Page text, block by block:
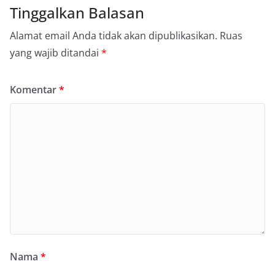
Tinggalkan Balasan
Alamat email Anda tidak akan dipublikasikan. Ruas
yang wajib ditandai *
Komentar*
Nama *